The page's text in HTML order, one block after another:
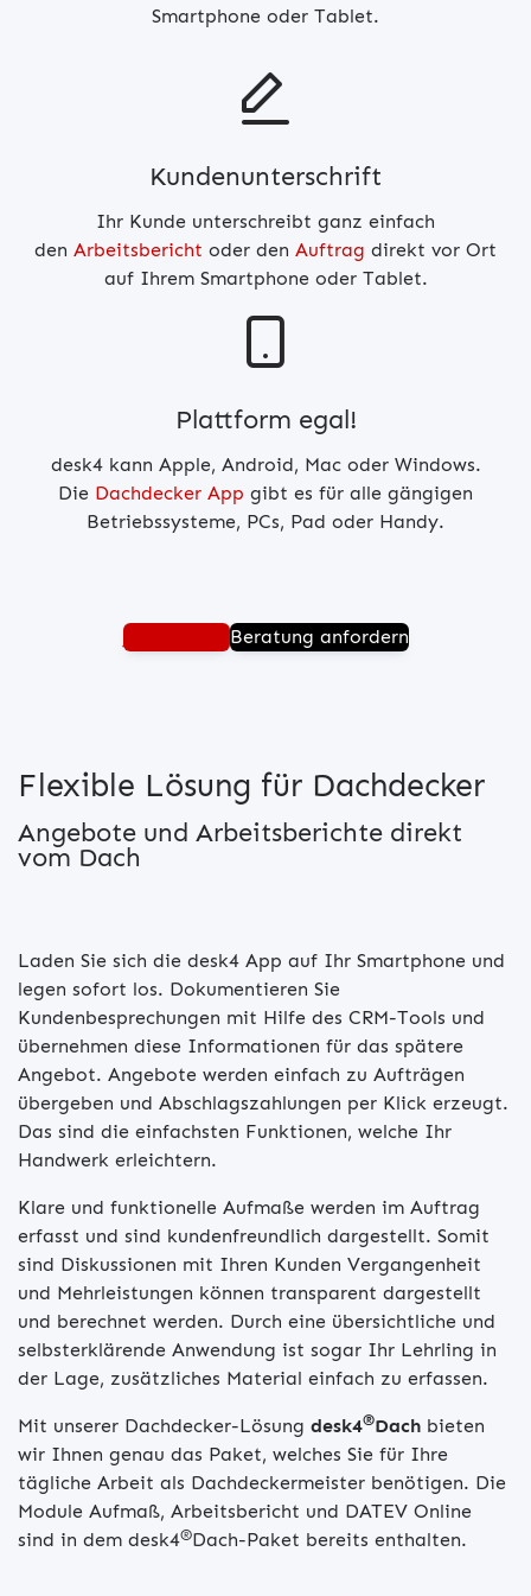
Smartphone oder Tablet.
Kundenunterschrift
Ihr Kunde unterschreibt ganz einfach
den Arbeitsbericht oder den Auftrag direkt vor Ort
auf Ihrem Smartphone oder Tablet.
Plattform egal!
desk4 kann Apple, Android, Mac oder Windows.
Die Dachdecker App gibt es für alle gängigen
Betriebssysteme, PCs, Pad oder Handy.
Jetzt testenBeratung anfordern
Flexible Lösung für Dachdecker
Angebote und Arbeitsberichte direkt
vom Dach
Laden Sie sich die desk4 App auf Ihr Smartphone und
legen sofort los. Dokumentieren Sie
Kundenbesprechungen mit Hilfe des CRM-Tools und
übernehmen diese Informationen für das spätere
Angebot. Angebote werden einfach zu Aufträgen
übergeben und Abschlagszahlungen per Klick erzeugt.
Das sind die einfachsten Funktionen, welche Ihr
Handwerk erleichtern.
Klare und funktionelle Aufmaße werden im Auftrag
erfasst und sind kundenfreundlich dargestellt. Somit
sind Diskussionen mit Ihren Kunden Vergangenheit
und Mehrleistungen können transparent dargestellt
und berechnet werden. Durch eine übersichtliche und
selbsterklärende Anwendung ist sogar Ihr Lehrling in
der Lage, zusätzliches Material einfach zu erfassen.
Mit unserer Dachdecker-Lösung desk4®Dach bieten
wir Ihnen genau das Paket, welches Sie für Ihre
tägliche Arbeit als Dachdeckermeister benötigen. Die
Module Aufmaß, Arbeitsbericht und DATEV Online
sind in dem desk4®Dach-Paket bereits enthalten.